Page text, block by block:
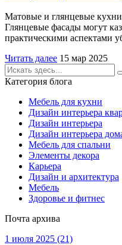
Матовые и глянцевые кухни
Глянцевые фасады могут
практическими аспектами
Читать далее 15 мар 2025
Категория блога
Мебель для кухни
Дизайн интерьера
Дизайн интерьера
Дизайн интерьера
Мебель для спальни
Элементы декора
Карьера
Дизайн и архитектура
Мебель
Здоровье и фитнес
Почта архива
1 июля 2025 (21)